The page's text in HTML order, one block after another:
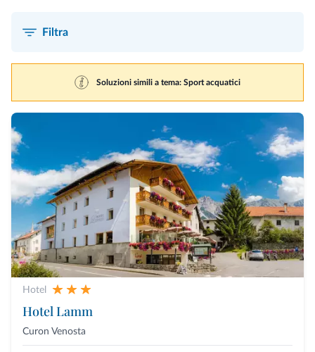
Filtra
Soluzioni simili a tema: Sport acquatici
Hotel
Hotel Lamm
Curon Venosta